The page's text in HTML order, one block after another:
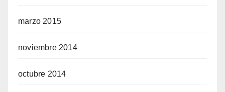
marzo 2015
noviembre 2014
octubre 2014